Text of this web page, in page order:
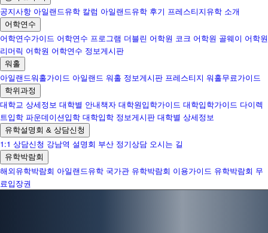
공지사항 아일랜드유학 칼럼 아일랜드유학 후기 프레스티지유학 소개
어학연수
어학연수가이드 어학연수 프로그램 더블린 어학원 코크 어학원 골웨이 어학원
리머릭 어학원 어학연수 정보게시판
워홀
아일랜드워홀가이드 아일랜드 워홀 정보게시판 프레스티지 워홀무료가이드
학위과정
대학교 상세정보 대학별 안내책자 대학원입학가이드 대학입학가이드 다이렉
트입학 파운데이션입학 대학입학 정보게시판 대학별 상세정보
유학설명회 & 상담신청
1:1 상담신청 강남역 설명회 부산 정기상담 오시는 길
유학박람회
해외유학박람회 아일랜드유학 국가관 유학박람회 이용가이드 유학박람회 무
료입장권